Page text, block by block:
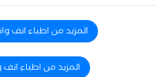
المزيد من اطباء انف
المزيد من اطباء